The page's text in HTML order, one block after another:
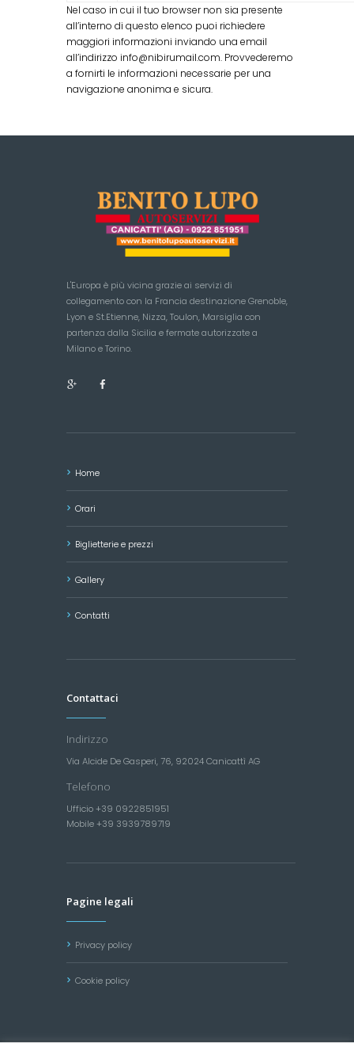
Nel caso in cui il tuo browser non sia presente
all’interno di questo elenco puoi richiedere
maggiori informazioni inviando una email
all’indirizzo info@nibirumail.com. Provvederemo
a fornirti le informazioni necessarie per una
navigazione anonima e sicura.
L'Europa è più vicina grazie ai servizi di
collegamento con la Francia destinazione Grenoble,
Lyon e St.Etienne, Nizza, Toulon, Marsiglia con
partenza dalla Sicilia e fermate autorizzate a
Milano e Torino.
Home
Orari
Biglietterie e prezzi
Gallery
Contatti
Contattaci
Indirizzo
Via Alcide De Gasperi, 76, 92024 Canicattì AG
Telefono
Ufficio +39 0922851951
Mobile +39 3939789719
Pagine legali
Privacy policy
Cookie policy